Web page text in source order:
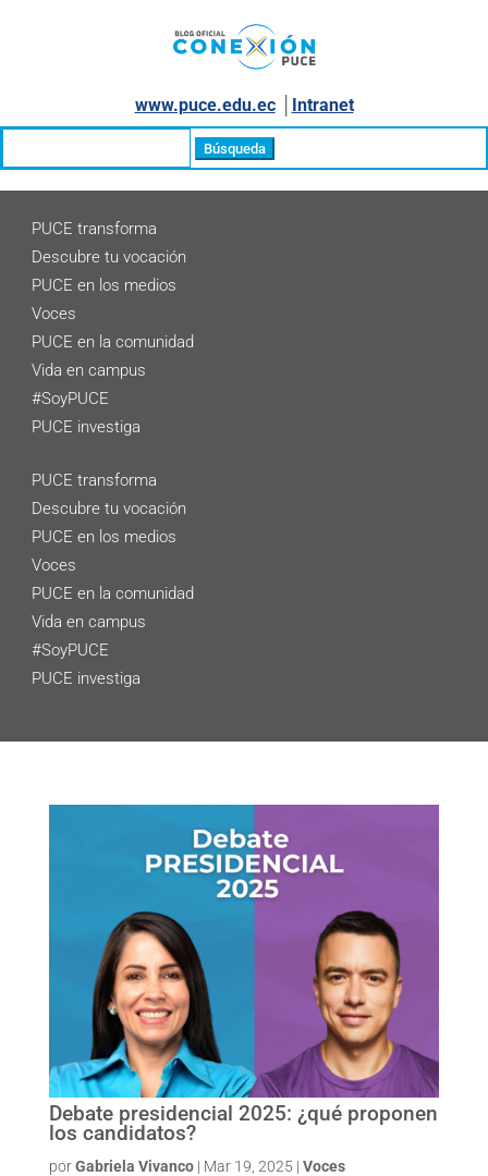
www.puce.edu.ec│ Intranet
PUCE transforma
Descubre tu vocación
PUCE en los medios
Voces
PUCE en la comunidad
Vida en campus
#SoyPUCE
PUCE investiga
PUCE transforma
Descubre tu vocación
PUCE en los medios
Voces
PUCE en la comunidad
Vida en campus
#SoyPUCE
PUCE investiga
Debate presidencial 2025: ¿qué proponen
los candidatos?
porGabriela Vivanco| Mar 19, 2025 | Voces